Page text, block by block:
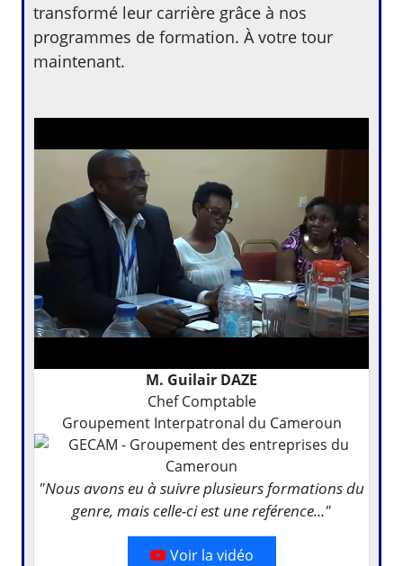
transformé leur carrière grâce à nos
programmes de formation. À votre tour
maintenant.
M. Guilair DAZE
Chef Comptable
Groupement Interpatronal du Cameroun
"Nous avons eu à suivre plusieurs formations du
genre, mais celle-ci est une reférence..."
Voir la vidéo